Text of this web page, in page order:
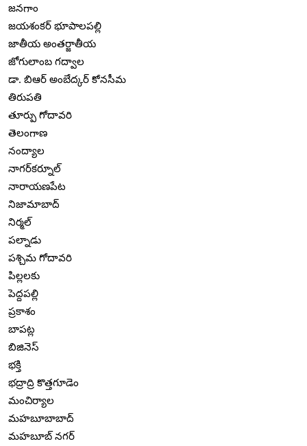
జనగాం
జయశంకర్ భూపాలపల్లి
జాతీయ అంతర్జాతీయ
జోగులాంబ గద్వాల
డా. బిఆర్ అంబేద్కర్ కోనసీమ
తిరుపతి
తూర్పు గోదావరి
తెలంగాణ
నంద్యాల
నాగర్‌కర్నూల్
నారాయణపేట
నిజామాబాద్
నిర్మల్
పల్నాడు
పశ్చిమ గోదావరి
పిల్లలకు
పెద్దపల్లి
ప్రకాశం
బాపట్ల
బిజినెస్
భక్తి
భద్రాద్రి కొత్తగూడెం
మంచిర్యాల
మహబూబాబాద్
మహబూబ్ నగర్